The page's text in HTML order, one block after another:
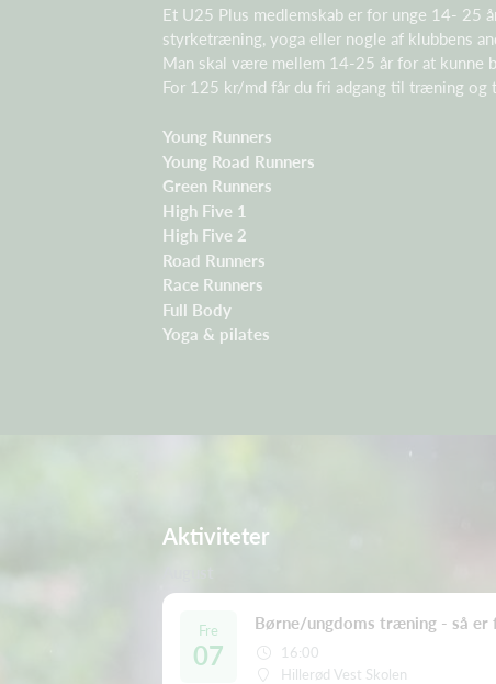
Et U25 Plus medlemskab er for unge 14- 25
styrketræning, yoga eller nogle af klubbens
Man skal være mellem 14-25 år for at kunne
For 125 kr/md får du fri adgang til træning og
Young Runners
Young Road Runners
Green Runners
High Five 1
High Five 2
Road Runners
Race Runners
Full Body
Yoga & pilates
Aktiviteter
Fre
07
Børne/ungdoms træning - så er
16:00
Hillerød Vest Skolen